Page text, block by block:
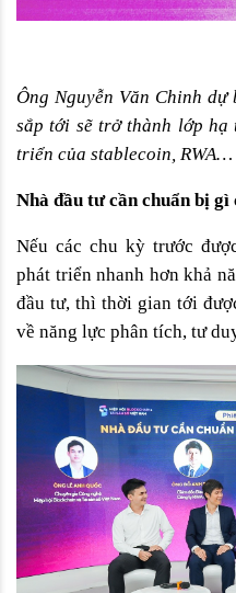
Ông Nguyễn Văn Chinh
sắp tới sẽ trở thành lớp
triển của stablecoin, RWA…
Nhà đầu tư cần chuẩn bị gì
Nếu các chu kỳ trước
phát triển nhanh hơn khả
đầu tư, thì thời gian tới
về năng lực phân tích, tư